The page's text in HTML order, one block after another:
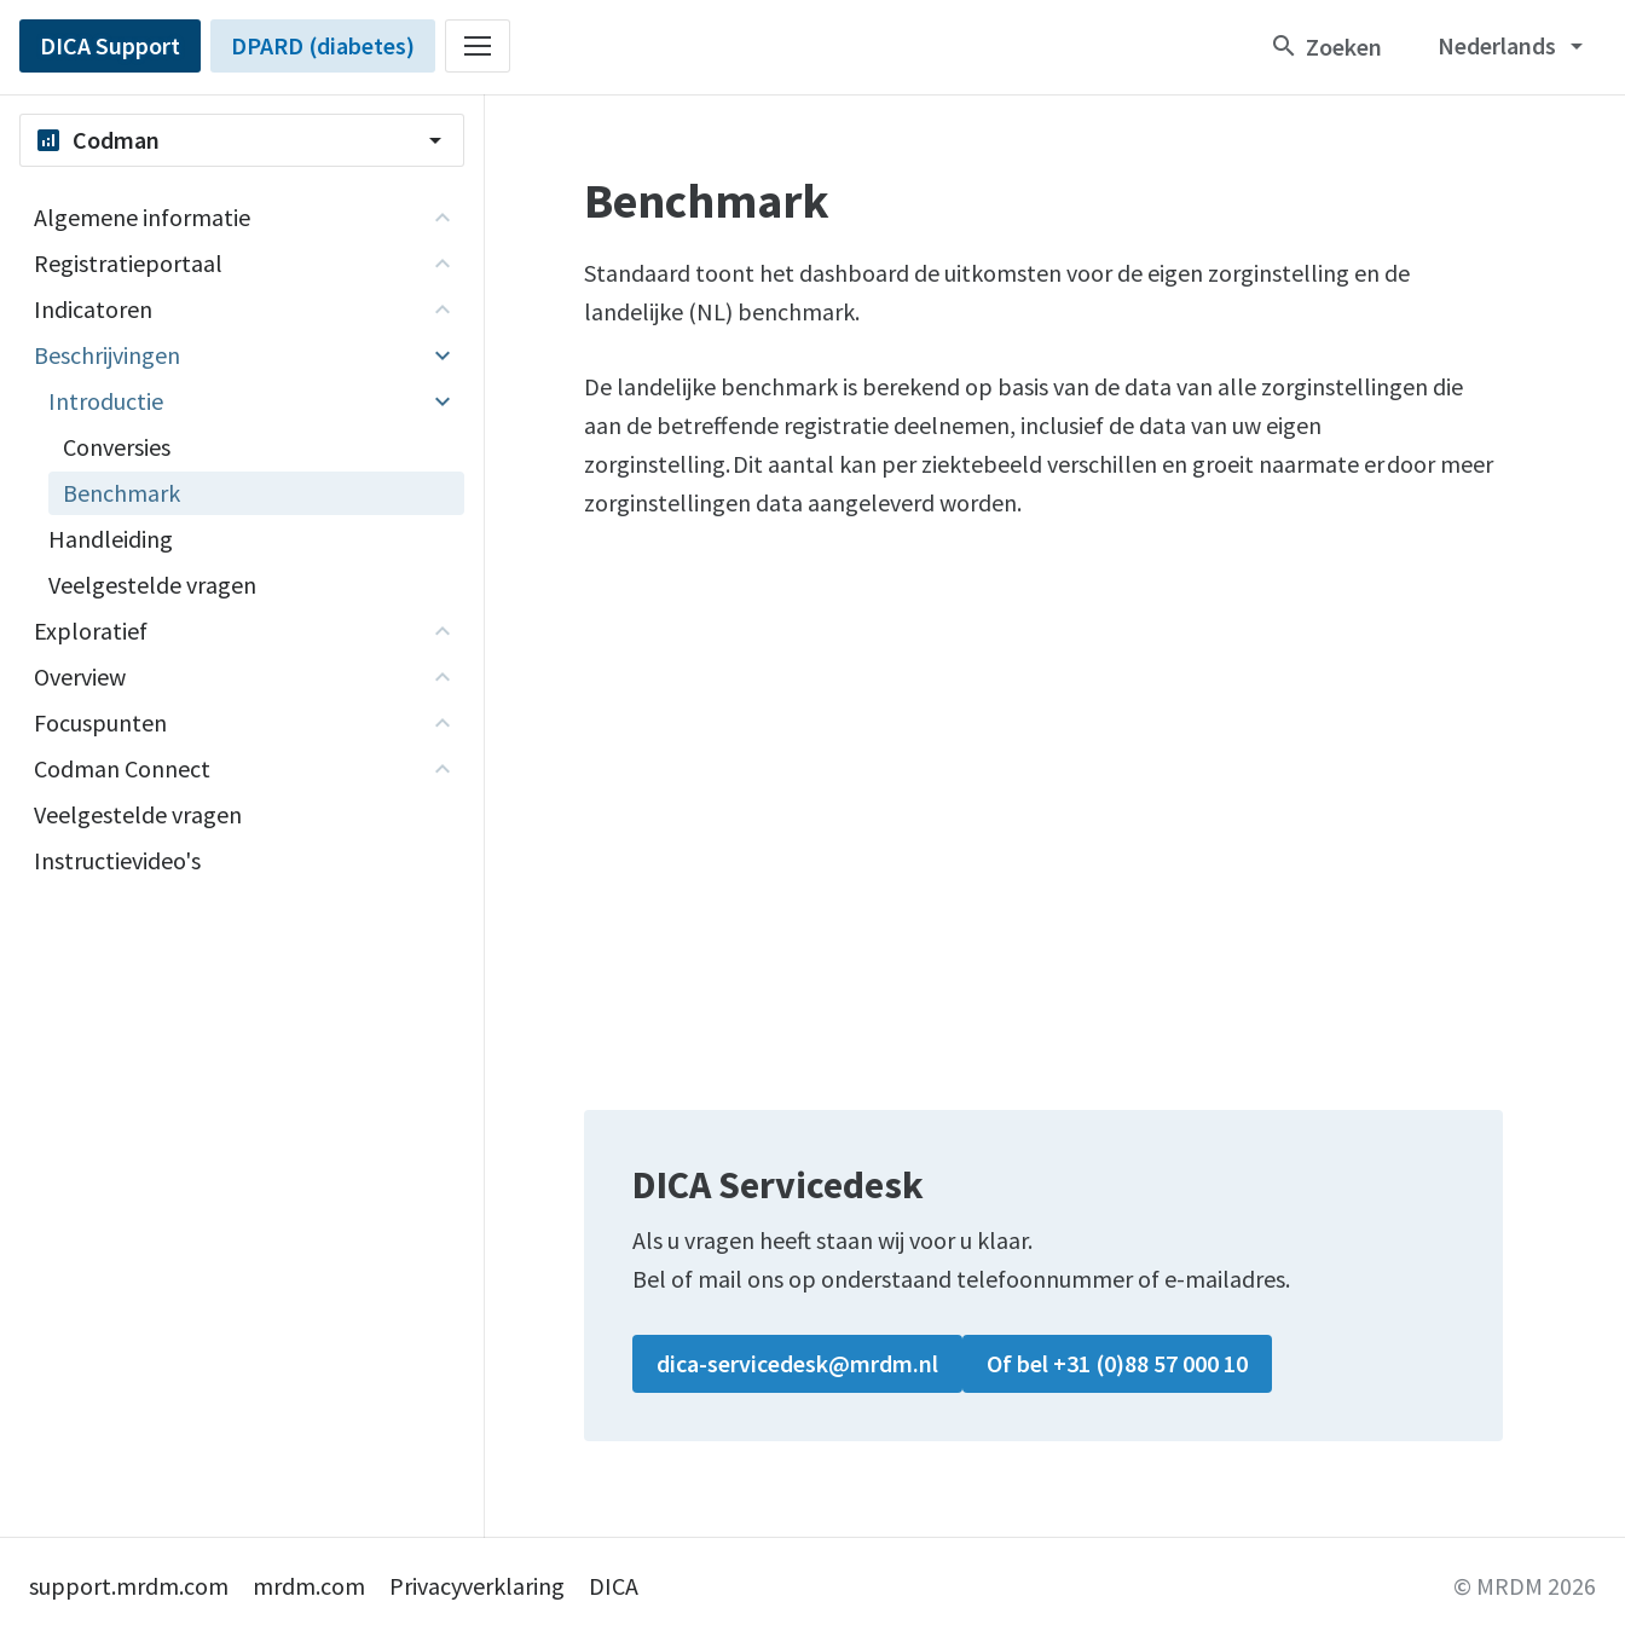
DICA Support DPARD (diabetes) Nederlands arrow_drop_down
analytics Codman arrow_drop_down
Algemene informatie
Registratieportaal
Indicatoren
Beschrijvingen
Introductie
Conversies
Benchmark
Handleiding
Veelgestelde vragen
Exploratief
Overview
Focuspunten
Codman Connect
Veelgestelde vragen
Instructievideo's
Benchmark
Standaard toont het dashboard de uitkomsten voor de eigen zorginstelling en de
landelijke (NL) benchmark.
De landelijke benchmark is berekend op basis van de data van alle zorginstellingen die
aan de betreffende registratie deelnemen, inclusief de data van uw eigen
zorginstelling. Dit aantal kan per ziektebeeld verschillen en groeit naarmate er door meer
zorginstellingen data aangeleverd worden.
DICA Servicedesk
Als u vragen heeft staan wij voor u klaar.
Bel of mail ons op onderstaand telefoonnummer of e-mailadres.
dica-servicedesk@mrdm.nl Of bel +31 (0)88 57 000 10
support.mrdm.com mrdm.com Privacyverklaring DICA © MRDM 2026